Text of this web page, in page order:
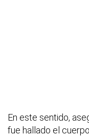
En este sentido,
fue hallado el